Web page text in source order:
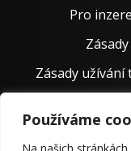
Používáme
Pro
Zásady užívání